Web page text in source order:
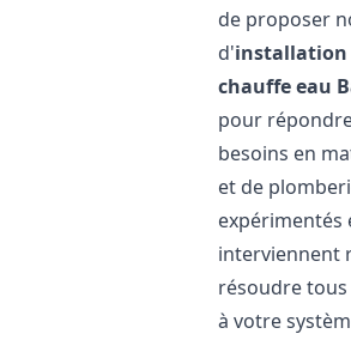
de proposer
d'installation
chauffe eau
pour
besoins en
et de
expérimentés
interviennent
résoudre
à votre